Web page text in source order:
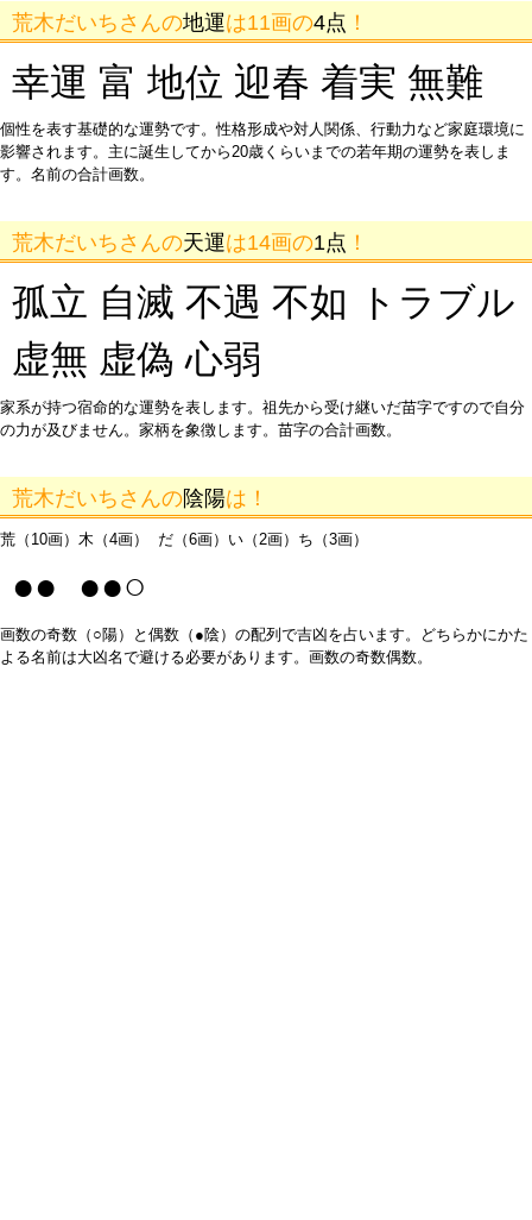
荒木だいちさんの地運は11画の4点 ！
幸運 富 地位 迎春 着実 無難
個性を表す基礎的な運勢です。性格形成や対人関係、行動力など家庭環境に
影響されます。主に誕生してから20歳くらいまでの若年期の運勢を表しま
す。名前の合計画数。
荒木だいちさんの天運は14画の1点 ！
孤立 自滅 不遇 不如 トラブル
虚無 虚偽 心弱
家系が持つ宿命的な運勢を表します。祖先から受け継いだ苗字ですので自分
の力が及びません。家柄を象徴します。苗字の合計画数。
荒木だいちさんの陰陽は！
荒（10画）木（4画） だ（6画）い（2画）ち（3画）
●● ●●○
画数の奇数（○陽）と偶数（●陰）の配列で吉凶を占います。どちらかにかた
よる名前は大凶名で避ける必要があります。画数の奇数偶数。